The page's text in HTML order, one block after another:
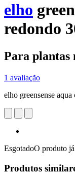
elho
redondo
Para plantas
1 avaliação
elho greensense
EsgotadoO produto
Produtos